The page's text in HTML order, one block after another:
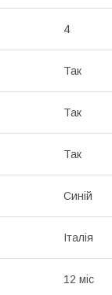
4
Так
Так
Так
Синій
Італія
12 міс